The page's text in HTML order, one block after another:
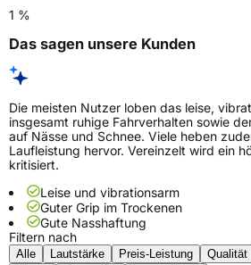
1 %
Das sagen unsere Kunden
Die meisten Nutzer loben das leise,
insgesamt ruhige Fahrverhalten sowie
auf Nässe und Schnee. Viele heben
Laufleistung hervor. Vereinzelt wird ein
kritisiert.
Leise und vibrationsarm
Guter Grip im Trockenen
Gute Nasshaftung
Filtern nach
Alle Lautstärke Preis-Leistung Qualität